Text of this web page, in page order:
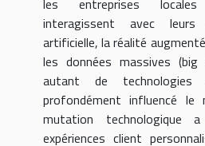
les entreprises
interagissent avec leurs
artificielle, la réalité
les données massives
autant de
profondément influencé le
mutation technologique
expériences client